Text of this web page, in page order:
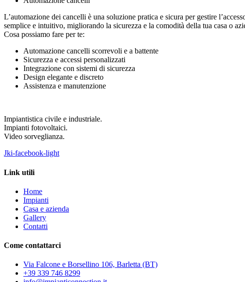
L’automazione dei cancelli è una soluzione pratica e sicura per gestire
semplice e intuitivo, migliorando la sicurezza e la comodità della tua casa o
Cosa possiamo fare per te:
Automazione cancelli scorrevoli e a battente
Sicurezza e accessi personalizzati
Integrazione con sistemi di sicurezza
Design elegante e discreto
Assistenza e manutenzione
Impiantistica civile e industriale.
Impianti fotovoltaici.
Video sorveglianza.
Jki-facebook-light
Link utili
Home
Impianti
Casa e azienda
Gallery
Contatti
Come contattarci
Via Falcone e Borsellino 106, Barletta (BT)
+39 339 746 8299